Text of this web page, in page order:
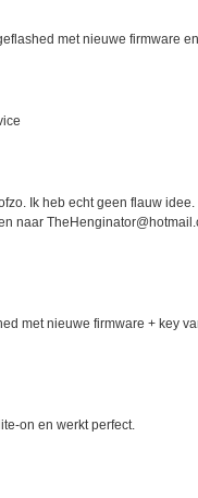
met nieuwe firmware
Ik heb echt geen flauw
naar
met nieuwe firmware + key
on en werkt perfect.